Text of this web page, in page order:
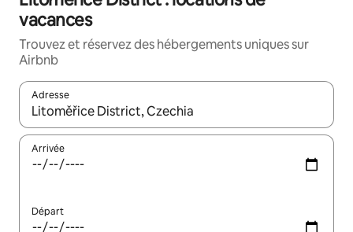
vacances
Trouvez et réservez des hébergements uniques sur
Airbnb
Adresse
Lorsque les résultats s'affichent, utilisez les flèches vers le
Arrivée
Départ